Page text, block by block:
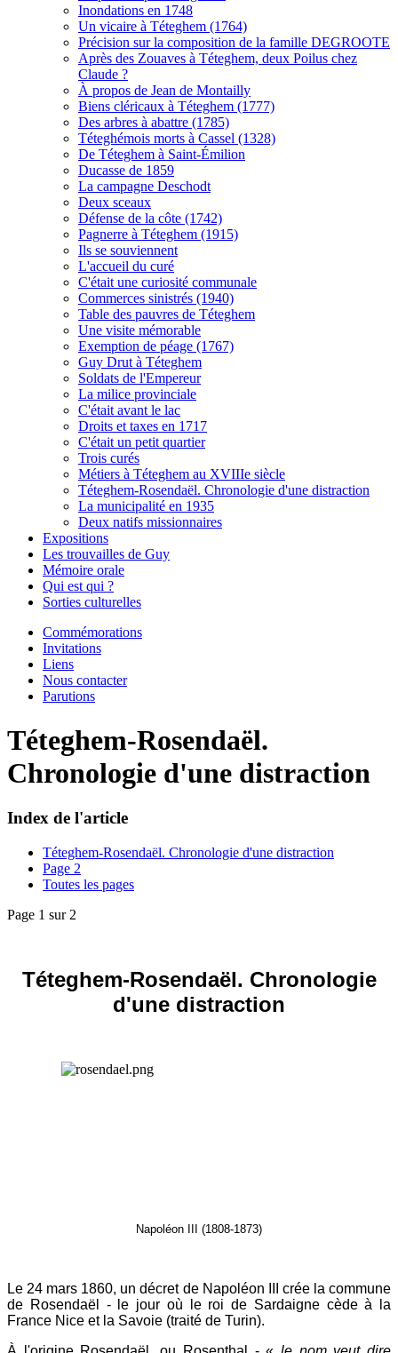
Inondations en 1748
Un vicaire à Téteghem (1764)
Précision sur la composition de la famille DEGROOTE
Après des Zouaves à Téteghem, deux Poilus chez
Claude ?
À propos de Jean de Montailly
Biens cléricaux à Téteghem (1777)
Des arbres à abattre (1785)
Téteghémois morts à Cassel (1328)
De Téteghem à Saint-Émilion
Ducasse de 1859
La campagne Deschodt
Deux sceaux
Défense de la côte (1742)
Pagnerre à Téteghem (1915)
Ils se souviennent
L'accueil du curé
C'était une curiosité communale
Commerces sinistrés (1940)
Table des pauvres de Téteghem
Une visite mémorable
Exemption de péage (1767)
Guy Drut à Téteghem
Soldats de l'Empereur
La milice provinciale
C'était avant le lac
Droits et taxes en 1717
C'était un petit quartier
Trois curés
Métiers à Téteghem au XVIIIe siècle
Téteghem-Rosendaël. Chronologie d'une distraction
La municipalité en 1935
Deux natifs missionnaires
Expositions
Les trouvailles de Guy
Mémoire orale
Qui est qui ?
Sorties culturelles
Commémorations
Invitations
Liens
Nous contacter
Parutions
Téteghem-Rosendaël.
Chronologie d'une distraction
Index de l'article
Téteghem-Rosendaël. Chronologie d'une distraction
Page 2
Toutes les pages
Page 1 sur 2
Téteghem-Rosendaël. Chronologie
d'une distraction
Napoléon III (1808-1873)
Le 24 mars 1860, un décret de Napoléon III crée la commune
de Rosendaël - le jour où le roi de Sardaigne cède à la
France Nice et la Savoie (traité de Turin).